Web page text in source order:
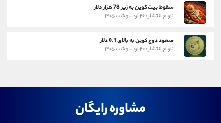
سقوط بیت کوین به زیر 78 هزار دلار
تاریخ انتشار : ۲۶ اردیبهشت ۱۴۰۵
صعود دوج کوین به بالای 0.1 دلار
تاریخ انتشار : ۲۰ اردیبهشت ۱۴۰۵
مشاوره رایگان